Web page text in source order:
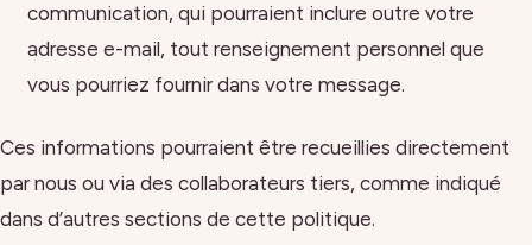
communication, qui pourraient inclure outre votre
adresse e-mail, tout renseignement personnel que
vous pourriez fournir dans votre message.
Ces informations pourraient être recueillies directement
par nous ou via des collaborateurs tiers, comme indiqué
dans d’autres sections de cette politique.